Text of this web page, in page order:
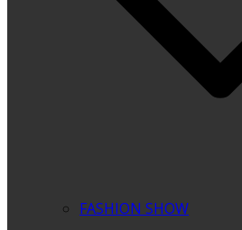
FASHION SHOW